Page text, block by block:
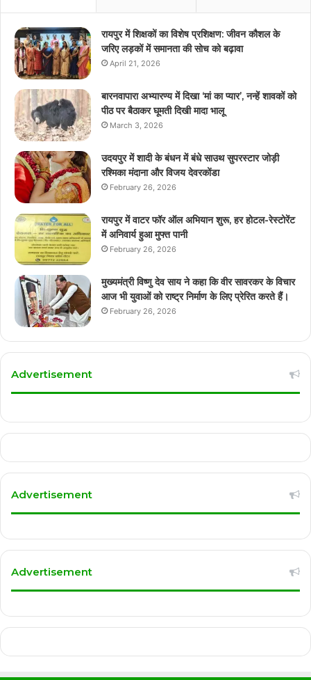
रायपुर में शिक्षकों का विशेष प्रशिक्षण: जीवन कौशल के
जरिए लड़कों में समानता की सोच को बढ़ावा
April 21, 2026
बारनवापारा अभ्यारण्य में दिखा ‘मां का प्यार’, नन्हें शावकों को
पीठ पर बैठाकर घूमती दिखी मादा भालू
March 3, 2026
उदयपुर में शादी के बंधन में बंधे साउथ सुपरस्टार जोड़ी
रश्मिका मंदाना और विजय देवरकोंडा
February 26, 2026
रायपुर में वाटर फॉर ऑल अभियान शुरू, हर होटल-रेस्टोरेंट
में अनिवार्य हुआ मुफ्त पानी
February 26, 2026
मुख्यमंत्री विष्णु देव साय ने कहा कि वीर सावरकर के विचार
आज भी युवाओं को राष्ट्र निर्माण के लिए प्रेरित करते हैं।
February 26, 2026
Advertisement
Advertisement
Advertisement